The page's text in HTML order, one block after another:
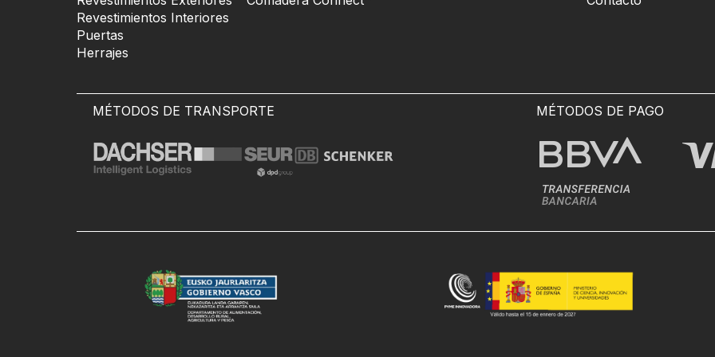
Revestimientos Interiores
Puertas
Herrajes
MÉTODOS DE TRANSPORTE MÉTODOS DE PAGO